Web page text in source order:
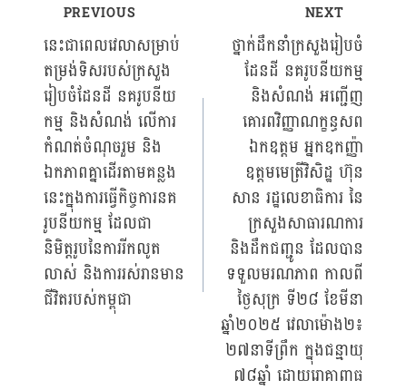
Post
navigation
PREVIOUS
នេះជាពេលវេលាសម្រាប់
តម្រង់ទិសរបស់ក្រសួង
រៀបចំដែនដី នគរូបនីយ
កម្ម និងសំណង់ លើការ
កំណត់ចំណុចរួម និង
ឯកភាពគ្នាដើរតាមគន្លង
នេះក្នុងការធ្វើកិច្ចការនគ
រូបនីយកម្ម ដែលជា
និមិត្តរូបនៃការរីកលូត
លាស់ និងការរស់រានមាន
ជីវិតរបស់កម្ពុជា
NEXT
ថ្នាក់ដឹកនាំក្រសួងរៀបចំ
ដែនដី នគរូបនីយកម្ម
និងសំណង់ អញ្ជេីញ
គោរពវិញ្ញាណក្ខន្ធសព
ឯកឧត្តម អ្នកឧកញ្ញ៉ា
ឧត្តមមេត្រីវិសិដ្ឋ ហ៊ុន
សាន រដ្ឋលេខាធិការ នៃ
ក្រសួងសាធារណការ
និងដឹកជញ្ជូន ដែលបាន
ទទួលមរណភាព កាលពី
ថ្ងៃសុក្រ ទី២៨ ខែមីនា
ឆ្នាំ២០២៥ វេលាម៉ោង២៖
២៧នាទីព្រឹក ក្នុងជន្មាយុ
៧៨ឆ្នាំ ដោយរោគាពាធ